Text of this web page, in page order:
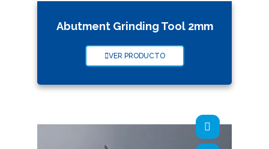
Abutment Grinding Tool 2mm
VER PRODUCTO